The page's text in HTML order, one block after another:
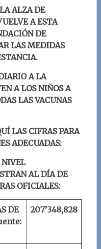
ALZA DE
A ESTA
DE
LAS MEDIDAS
A LA
A LOS NIÑOS A
LAS VACUNAS
LAS CIFRAS PARA
ADECUADAS:
NIVEL
AL DÍA DE
OFICIALES:
DE
207’348,828